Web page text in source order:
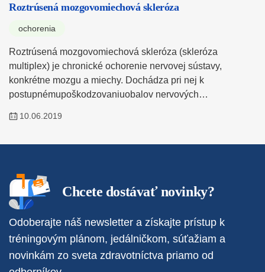
Roztrúsená mozgovomiechová skleróza
ochorenia
Roztrúsená mozgovomiechová skleróza (skleróza
multiplex) je chronické ochorenie nervovej sústavy,
konkrétne mozgu a miechy. Dochádza pri nej k
postupnémupoškodzovaniuobalov nervových…
10.06.2019
Chcete dostávať novinky?
Odoberajte náš newsletter a získajte prístup k
tréningovým plánom, jedálničkom, súťažiam a
novinkám zo sveta zdravotníctva priamo od